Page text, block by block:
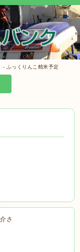
- ふっくりんこ精米予定